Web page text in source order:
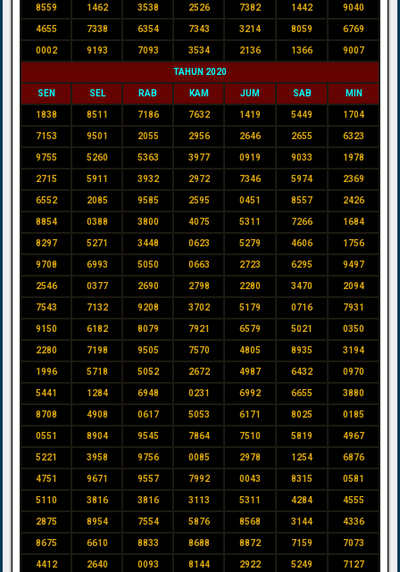
8559 1462 3538 2526 7382 1442 9040
4655 7338 6354 7343 3214 8059 6769
0002 9193 7093 3534 2136 1366 9007
TAHUN 2020
SEN SEL RAB KAM JUM SAB MIN
1838 8511 7186 7632 1419 5449 1704
7153 9501 2055 2956 2646 2655 6323
9755 5260 5363 3977 0919 9033 1978
2715 5911 3932 2972 7346 5974 2369
6552 2085 9585 2595 0451 8557 2426
8854 0388 3800 4075 5311 7266 1684
8297 5271 3448 0623 5279 4606 1756
9708 6993 5050 0663 2723 6295 9497
2546 0377 2690 2798 2280 3470 2094
7543 7132 9208 3702 5179 0716 7931
9150 6182 8079 7921 6579 5021 0350
2280 7198 9505 7570 4805 8935 3194
1996 5718 5052 2672 4987 6432 0970
5441 1284 6948 0231 6992 6655 3880
8708 4908 0617 5053 6171 8025 0185
0551 8904 9545 7864 7510 5819 4967
5221 3958 9756 0085 2978 1254 6876
4751 9671 9557 7992 0043 8315 0581
5110 3816 3816 3113 5311 4284 4555
2875 8954 7554 5876 8568 3144 4336
8675 6610 8833 8688 8872 7159 7073
4412 2640 0093 8144 2922 5249 7127